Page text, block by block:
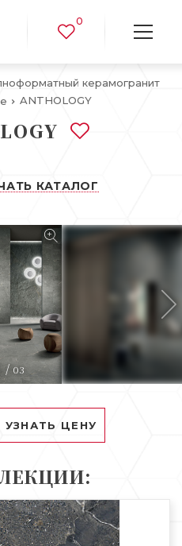
0
керамогранит
ANTHOLOGY
КАТАЛОГ
/ 03
УЗНАТЬ ЦЕНУ